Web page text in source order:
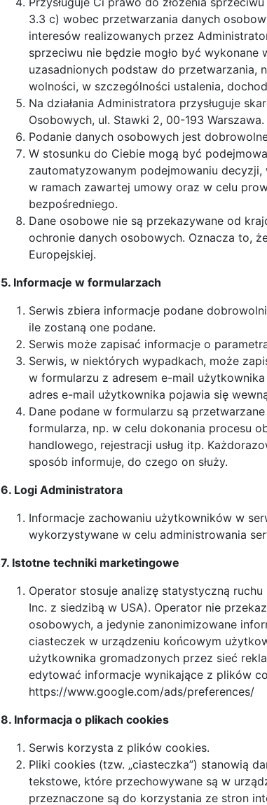
3.3 c) wobec przetwarzania danych
interesów realizowanych przez
sprzeciwu nie będzie mogło być
uzasadnionych podstaw do przetwarzania,
wolności, w szczególności ustalenia,
Na działania Administratora przysługuje
Osobowych, ul. Stawki 2, 00-193 Warszawa.
Podanie danych osobowych jest
W stosunku do Ciebie mogą być
zautomatyzowanym podejmowaniu
w ramach zawartej umowy oraz w celu
bezpośredniego.
Dane osobowe nie są przekazywane od
ochronie danych osobowych. Oznacza to,
Europejskiej.
5. Informacje w formularzach
Serwis zbiera informacje podane
ile zostaną one podane.
Serwis może zapisać informacje o
Serwis, w niektórych wypadkach, może
w formularzu z adresem e-mail
adres e-mail użytkownika pojawia się
Dane podane w formularzu są
formularza, np. w celu dokonania procesu
handlowego, rejestracji usług itp.
sposób informuje, do czego on służy.
6. Logi Administratora
Informacje zachowaniu użytkowników w
wykorzystywane w celu administrowania
7. Istotne techniki marketingowe
Operator stosuje analizę statystyczną
Inc. z siedzibą w USA). Operator nie
osobowych, a jedynie zanonimizowane
ciasteczek w urządzeniu końcowym
użytkownika gromadzonych przez sieć
edytować informacje wynikające z plików
https://www.google.com/ads/preferences/
8. Informacja o plikach cookies
Serwis korzysta z plików cookies.
Pliki cookies (tzw. „ciasteczka”) stanowią
tekstowe, które przechowywane są w
przeznaczone są do korzystania ze stron